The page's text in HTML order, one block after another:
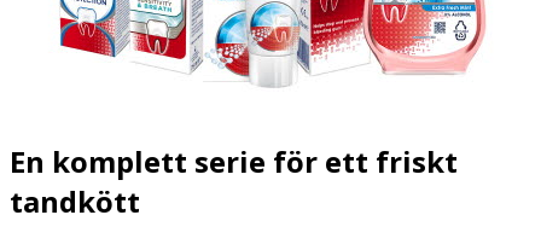
En komplett serie för ett friskt
tandkött